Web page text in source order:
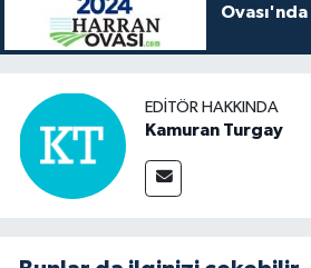
Ovası'nda
EDITÖR HAKKINDA
Kamuran Turgay